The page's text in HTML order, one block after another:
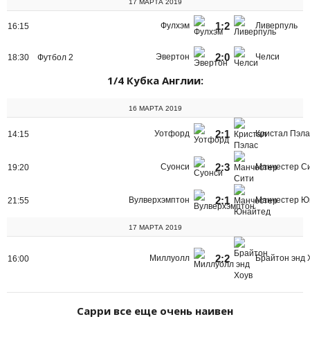
17 МАРТА 2019
16:15 Фулхэм 1:2 Ливерпуль
18:30 Футбол 2 Эвертон 2:0 Челси
1/4 Кубка Англии:
16 МАРТА 2019
14:15 Уотфорд 2:1 Кристал
19:20 Суонси 2:3 Манчестер
21:55 Вулверхэмптон 2:1 Манчестер
17 МАРТА 2019
16:00 Миллуолл 2:2 Брайтон энд
Сарри все еще очень наивен